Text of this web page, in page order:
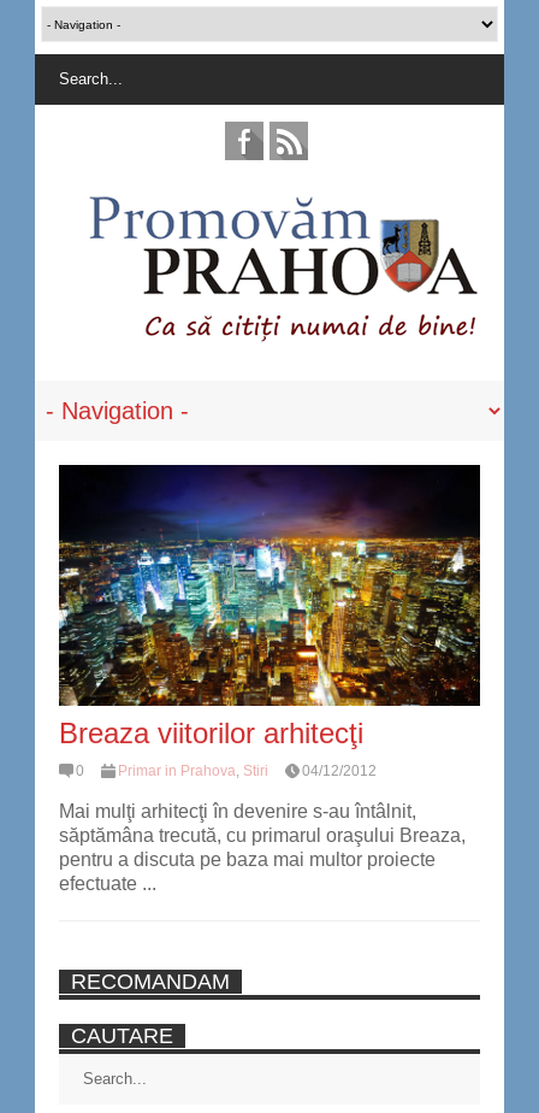
Breaza viitorilor arhitecţi
0 Primar in Prahova, Stiri 04/12/2012
Mai mulţi arhitecţi în devenire s-au întâlnit,
săptămâna trecută, cu primarul oraşului Breaza,
pentru a discuta pe baza mai multor proiecte
efectuate ...
RECOMANDAM
CAUTARE